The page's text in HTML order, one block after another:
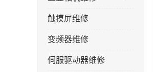
触摸屏维修
变频器维修
伺服驱动器维修